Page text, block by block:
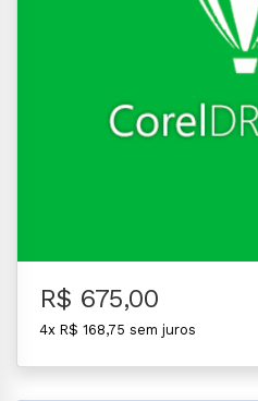
R$ 675,00
4x R$ 168,75 sem juros